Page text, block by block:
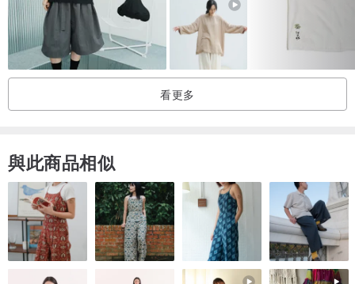
打印方法：噴墨打印
※顏色可能與實際有所不同
※產品圖像是完成的圖像。在實際打印位置和打印尺寸之間可能會產生
如果身體（T恤等）在製造商工廠缺貨，您可能會等待10天或更長時
間。
在這種情況下，我們會盡快與您聯繫，我們會檢查您是否可以等待。
*請注意，除了產品存在缺陷時，基本上不會對退貨進行回复。
生產區域/生產方法
生產：日本的合同生產
看更多
與此商品相似